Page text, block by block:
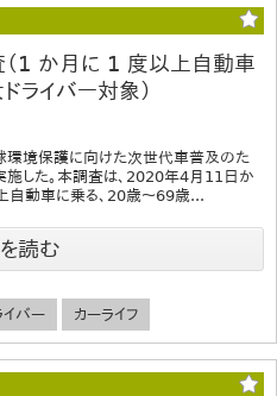
1 か月に 1 度以上自動車
ライバー対象）
球環境保護に向けた次世代車普及のた
施した。本調査は、2020年4月11日か
自動車に乗る、20歳～69歳...
読む
イバー カーライフ